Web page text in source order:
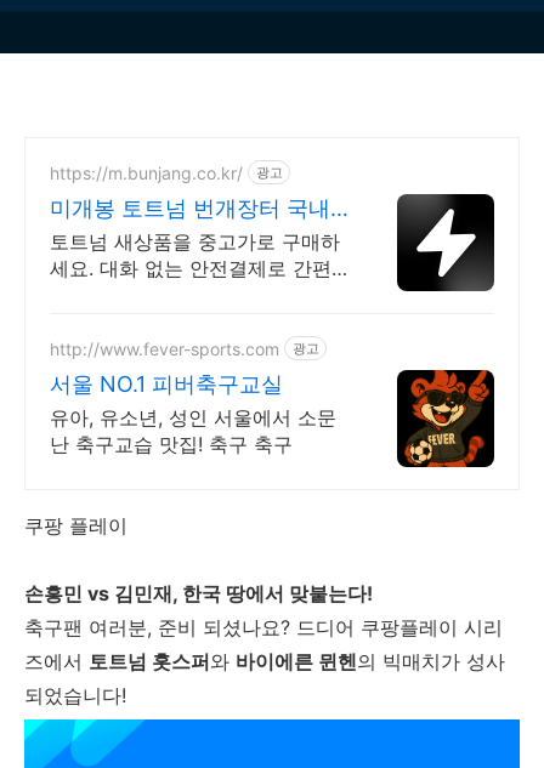
https://m.bunjang.co.kr/ 광고
미개봉 토트넘 번개장터 국내
최대 브랜드 중고거래
토트넘 새상품을 중고가로 구매하
세요. 대화 없는 안전결제로 간편
의 신규 상품 업로드
http://www.fever-sports.com 광고
서울 NO.1 피버축구교실
유아, 유소년, 성인 서울에서 소문
난 축구교습 맛집! 축구 축구
쿠팡 플레이
손흥민 vs 김민재, 한국 땅에서 맞붙는다!
축구팬 여러분, 준비 되셨나요? 드디어 쿠팡플레이 시리
즈에서 토트넘 홋스퍼와 바이에른 뮌헨의 빅매치가 성사
되었습니다!